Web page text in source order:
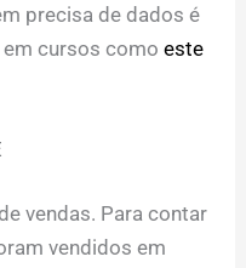
precisa de dados é
em cursos comoeste
vendas. Para contar
vendidos em